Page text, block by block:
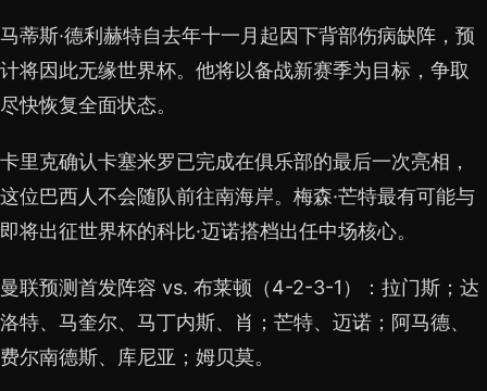
马蒂斯·德利赫特自去年十一月起因下背部伤病缺阵，预
计将因此无缘世界杯。他将以备战新赛季为目标，争取
尽快恢复全面状态。
卡里克确认卡塞米罗已完成在俱乐部的最后一次亮相，
这位巴西人不会随队前往南海岸。梅森·芒特最有可能与
即将出征世界杯的科比·迈诺搭档出任中场核心。
曼联预测首发阵容 vs. 布莱顿（4-2-3-1）：拉门斯；达
洛特、马奎尔、马丁内斯、肖；芒特、迈诺；阿马德、
费尔南德斯、库尼亚；姆贝莫。